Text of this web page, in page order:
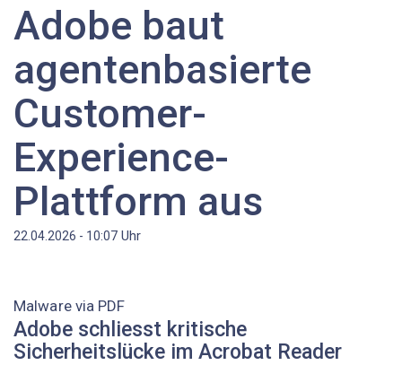
Adobe baut
agentenbasierte
Customer-
Experience-
Plattform aus
22.04.2026 - 10:07 Uhr
Malware via PDF
Adobe schliesst kritische
Sicherheitslücke im Acrobat Reader